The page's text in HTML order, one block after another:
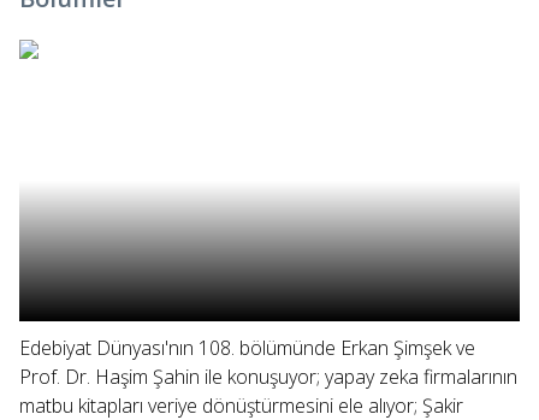
Edebiyat Dünyası'nın 108. bölümünde Erkan Şimşek ve
Prof. Dr. Haşim Şahin ile konuşuyor; yapay zeka firmalarının
matbu kitapları veriye dönüştürmesini ele alıyor; Şakir